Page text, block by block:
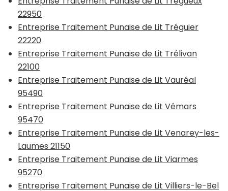
22950
Entreprise Traitement Punaise de Lit Tréguier
22220
Entreprise Traitement Punaise de Lit Trélivan
22100
Entreprise Traitement Punaise de Lit Vauréal
95490
Entreprise Traitement Punaise de Lit Vémars
95470
Entreprise Traitement Punaise de Lit Venarey-les-
Laumes 21150
Entreprise Traitement Punaise de Lit Viarmes
95270
Entreprise Traitement Punaise de Lit Villiers-le-Bel